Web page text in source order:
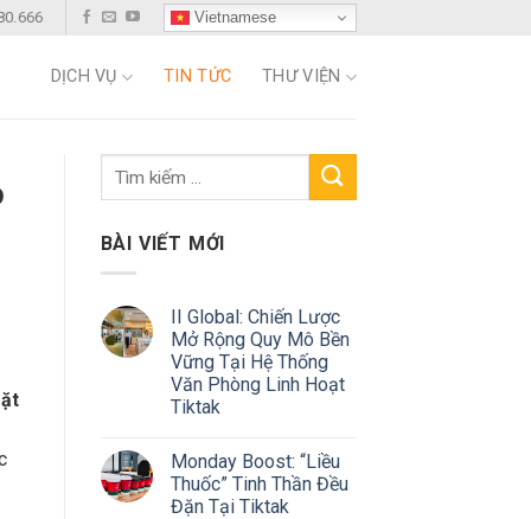
Vietnamese
DỊCH VỤ TIN TỨC THƯ VIỆN
BÀI VIẾT MỚI
II Global: Chiến Lược
Mở Rộng Quy Mô Bền
Vững Tại Hệ Thống
Văn Phòng Linh Hoạt
Tiktak
Monday Boost: “Liều
Thuốc” Tinh Thần Đều
Đặn Tại Tiktak